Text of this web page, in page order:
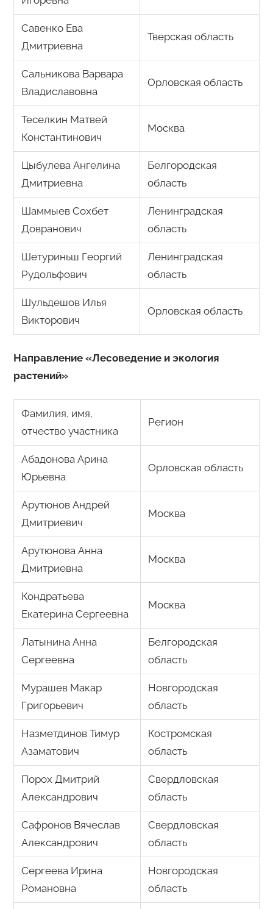
Савенко Ева
Дмитриевна
Тверская область
Сальникова Варвара
Владиславовна
Орловская область
Теселкин Матвей
Константинович
Москва
Цыбулева Ангелина
Дмитриевна
Белгородская
область
Шаммыев Сохбет
Довранович
Ленинградская
область
Шетуриньш Георгий
Рудольфович
Ленинградская
область
Шульдешов Илья
Викторович
Орловская область
Направление «Лесоведение и экология
растений»
Фамилия, имя,
отчество участника
Регион
Абадонова Арина
Юрьевна
Орловская область
Арутюнов Андрей
Дмитриевич
Москва
Арутюнова Анна
Дмитриевна
Москва
Кондратьева
Екатерина Сергеевна
Москва
Латынина Анна
Сергеевна
Белгородская
область
Мурашев Макар
Григорьевич
Новгородская
область
Назметдинов Тимур
Азаматович
Костромская
область
Порох Дмитрий
Александрович
Свердловская
область
Сафронов Вячеслав
Александрович
Свердловская
область
Сергеева Ирина
Романовна
Новгородская
область